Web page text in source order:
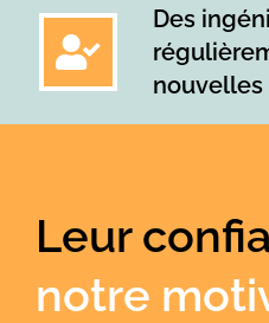
Des
nouvelles
Leur
notre